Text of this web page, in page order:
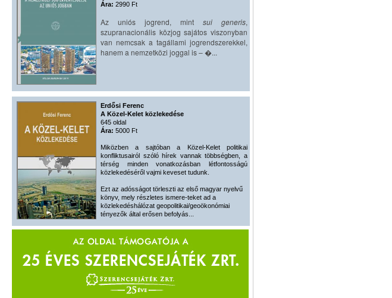
Ára: 2990 Ft
Az uniós jogrend, mint sui generis,
szupranacionális közjog sajátos viszonyban
van nemcsak a tagállami jogrendszerekkel,
hanem a nemzetközi joggal is – �...
Erdősi Ferenc
A Közel-Kelet közlekedése
645 oldal
Ára: 5000 Ft
Miközben a sajtóban a Közel-Kelet politikai
konfliktusairól szóló hírek vannak többségben, a
térség minden vonatkozásban létfontosságú
közlekedéséről vajmi keveset tudunk.
Ezt az adósságot törleszti az első magyar nyelvű
könyv, mely részletes ismere-teket ad a
közlekedéshálózat geopolitikai/geoökonómiai
tényezők által erősen befolyás...